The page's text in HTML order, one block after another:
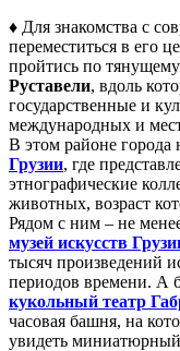
♦ Для знакомства с
переместиться в его
пройтись по
Руставели, вдоль
государственные и
международных и
В этом районе города
Грузии, где
этнографические
животных, возраст
Рядом с ним – не
музей искусств
тысяч произведений
периодов времени. А
кукольный театр
часовая башня, на
увидеть